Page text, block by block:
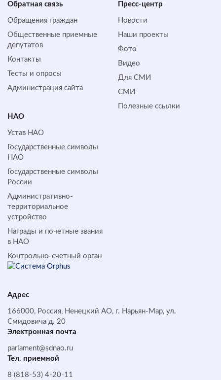
Обратная cвязь
Обращения граждан
Общественные приемные
депутатов
Контакты
Тесты и опросы
Администрация сайта
Пресс-центр
Новости
Наши проекты
Фото
Видео
Для СМИ
СМИ
Полезные ссылки
НАО
Устав НАО
Государственные символы
НАО
Государственные символы
России
Административно-
территориальное
устройство
Награды и почетные звания
в НАО
Контрольно-счетный орган
Адрес
166000, Россия, Ненецкий АО, г. Нарьян-Мар, ул.
Смидовича д. 20
Электронная почта
parlament@sdnao.ru
Тел. приемной
8 (818-53) 4-20-11